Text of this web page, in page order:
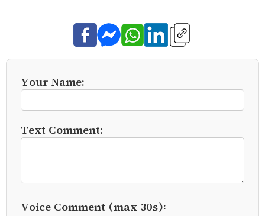
Your Name:
Text Comment:
Voice Comment (max 30s):